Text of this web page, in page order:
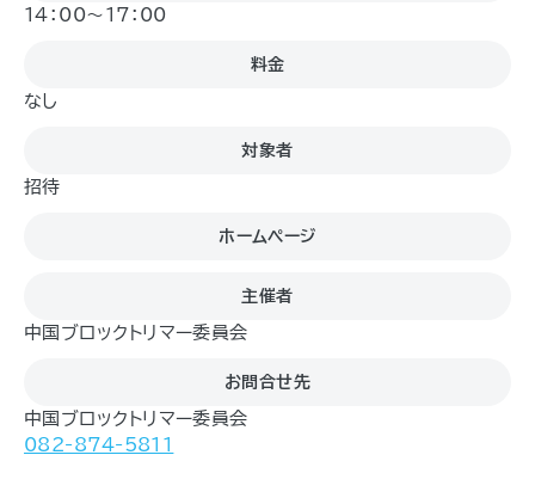
14：00～17：00
料金
なし
対象者
招待
ホームページ
主催者
中国ブロックトリマー委員会
お問合せ先
中国ブロックトリマー委員会
082-874-5811